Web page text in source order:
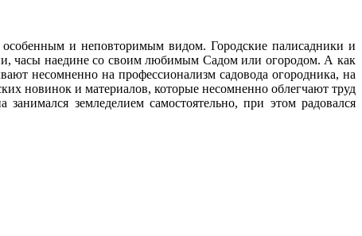
особенным и неповторимым видом. Городские палисадники и
часы наедине со своим любимым Cадом или огородом. А как
несомненно на профессионализм садовода огородника, на
новинок и материалов, которые несомненно облегчают труд
земледелием самостоятельно, при этом радовался